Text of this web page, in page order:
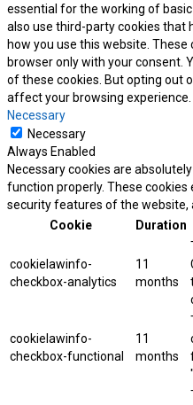
essential for the working of
also use third-party cookies that
how you use this website.
browser only with your consent.
of these cookies. But opting out
affect your browsing experience.
Necessary
Necessary
Always Enabled
Necessary cookies are
function properly. These
security features of the website,
Cookie
Duration
cookielawinfo-
checkbox-analytics
11
months
cookielawinfo-
checkbox-functional
11
months